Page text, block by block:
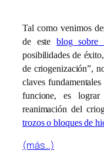
Tal como venimos
de esteblog sobre
posibilidades de
de criogenización”,
claves
funcione, es
reanimación del
trozos o bloques de
(más…)